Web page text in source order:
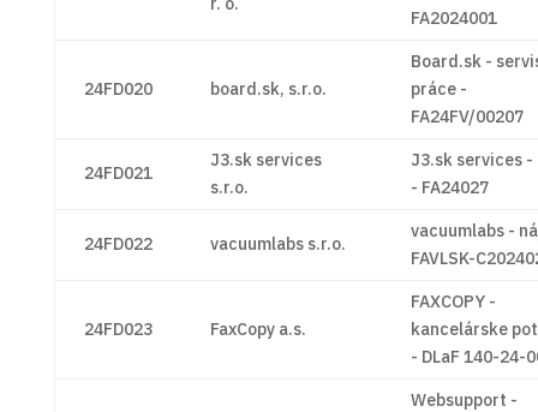
FA2024001
24FD020 board.sk, s.r.o.
Board.sk -
práce -
FA24FV/00207
24FD021
J3.sk services
s.r.o.
J3.sk services
- FA24027
24FD022 vacuumlabs s.r.o.
vacuumlabs -
FAVLSK-
24FD023 FaxCopy a.s.
FAXCOPY -
kancelárske
- DLaF 140-24-
Websupport -